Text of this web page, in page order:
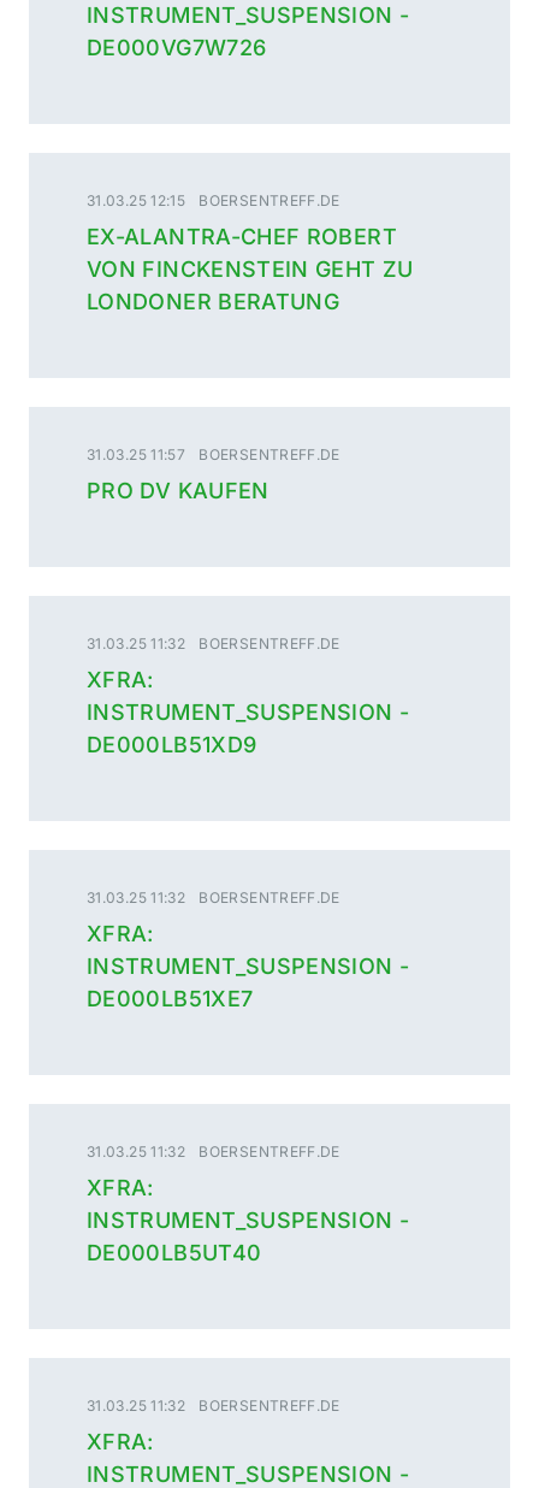
INSTRUMENT_SUSPENSION -
DE000VG7W726
31.03.25 12:15 BOERSENTREFF.DE
EX-ALANTRA-CHEF ROBERT
VON FINCKENSTEIN GEHT ZU
LONDONER BERATUNG
31.03.25 11:57 BOERSENTREFF.DE
PRO DV KAUFEN
31.03.25 11:32 BOERSENTREFF.DE
XFRA:
INSTRUMENT_SUSPENSION -
DE000LB51XD9
31.03.25 11:32 BOERSENTREFF.DE
XFRA:
INSTRUMENT_SUSPENSION -
DE000LB51XE7
31.03.25 11:32 BOERSENTREFF.DE
XFRA:
INSTRUMENT_SUSPENSION -
DE000LB5UT40
31.03.25 11:32 BOERSENTREFF.DE
XFRA:
INSTRUMENT_SUSPENSION -